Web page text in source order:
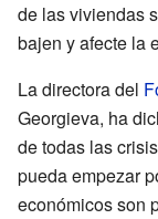
de las viviendas
bajen y afecte la
La directora del
Georgieva, ha
de todas las
pueda empezar
económicos son